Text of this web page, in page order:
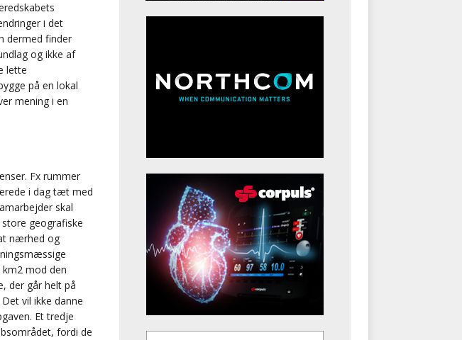
i det
dermed finder
og ikke af
lette
på en lokal
mening i en
Fx rummer
i dag tæt med
skal
geografiske
nærhed og
mod den
der går helt på
vil ikke danne
Et tredje
fordi de